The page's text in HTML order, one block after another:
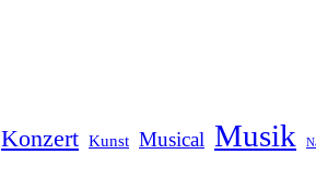
Konzert Kunst Musical Musik